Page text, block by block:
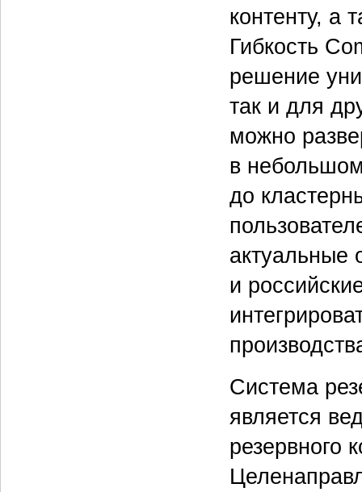
контенту, а
Гибкость
решение
так и для
можно
в
до
актуальные
и
Система
является
резервного